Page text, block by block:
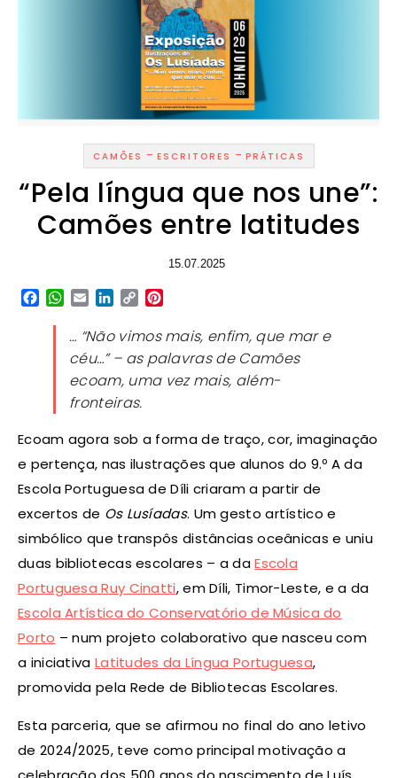
CAMÕES - ESCRITORES - PRÁTICAS
“Pela língua que nos une”:
Camões entre latitudes
15.07.2025
Facebook
WhatsApp
EmailLinkedIn
Copy
… “Não vimos mais, enfim, que mar e
céu…” – as palavras de Camões
ecoam, uma vez mais, além-
fronteiras.
Ecoam agora sob a forma de traço, cor, imaginação
e pertença, nas ilustrações que alunos do 9.º A da
Escola Portuguesa de Díli criaram a partir de
excertos de Os Lusíadas. Um gesto artístico e
simbólico que transpôs distâncias oceânicas e uniu
duas bibliotecas escolares – a daEscola
Portuguesa Ruy Cinatti, em Díli, Timor-Leste, e a da
Escola Artística do Conservatório de Música do
Porto – num projeto colaborativo que nasceu com
a iniciativa Latitudes da Língua Portuguesa,
promovida pela Rede de Bibliotecas Escolares.
Esta parceria, que se afirmou no final do ano letivo
de 2024/2025, teve como principal motivação a